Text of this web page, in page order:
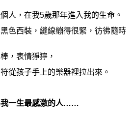
人，在我5歲那年進入我的生命。
色西裝，縫線繃得很緊，彷彿隨時
，表情猙獰，
從孩子手上的樂器裡拉出來。
我一生最感激的人……